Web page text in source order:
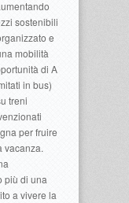
sostenibili
e
mobilità
di A
in bus)
treni
per fruire
vacanza.
più di una
a vivere la